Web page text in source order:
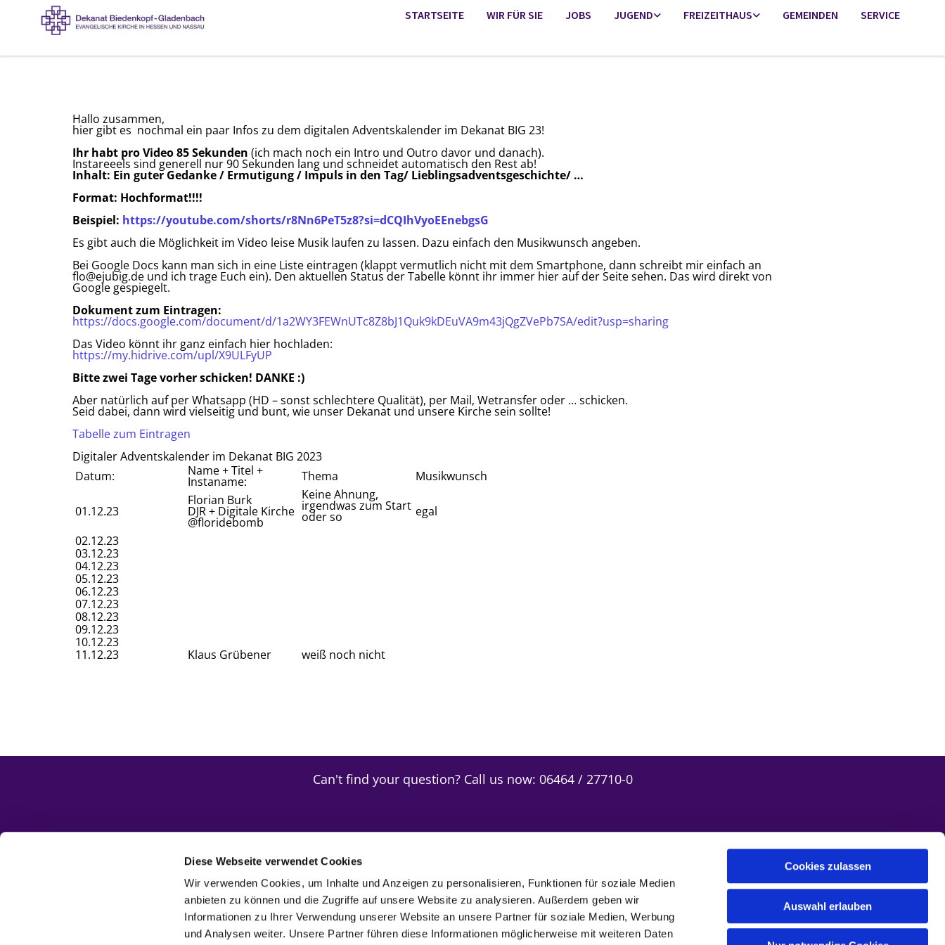
Diese Webseite verwendet Cookies
Wir verwenden Cookies, um Inhalte und Anzeigen zu personalisieren, Funktionen für soziale Medien
anbieten zu können und die Zugriffe auf unsere Website zu analysieren. Außerdem geben wir
Informationen zu Ihrer Verwendung unserer Website an unsere Partner für soziale Medien, Werbung
und Analysen weiter. Unsere Partner führen diese Informationen möglicherweise mit weiteren Daten
Cookies zulassen
Auswahl erlauben
STARTSEITE WIR FÜR SIE JOBS JUGEND FREIZEITHAUS GEMEINDEN SERVICE
Hallo zusammen,
hier gibt es nochmal ein paar Infos zu dem digitalen Adventskalender im Dekanat BIG 23!
Ihr habt pro Video 85 Sekunden (ich mach noch ein Intro und Outro davor und danach).
Instareeels sind generell nur 90 Sekunden lang und schneidet automatisch den Rest ab!
Inhalt: Ein guter Gedanke / Ermutigung / Impuls in den Tag/ Lieblingsadventsgeschichte/ …
Format: Hochformat!!!!
Beispiel: https://youtube.com/shorts/r8Nn6PeT5z8?si=dCQIhVyoEEnebgsG
Es gibt auch die Möglichkeit im Video leise Musik laufen zu lassen. Dazu einfach den Musikwunsch angeben.
Bei Google Docs kann man sich in eine Liste eintragen (klappt vermutlich nicht mit dem Smartphone, dann schreibt mir einfach an
flo@ejubig.de und ich trage Euch ein). Den aktuellen Status der Tabelle könnt ihr immer hier auf der Seite sehen. Das wird direkt von
Google gespiegelt.
Dokument zum Eintragen:
https://docs.google.com/document/d/1a2WY3FEWnUTc8Z8bJ1Quk9kDEuVA9m43jQgZVePb7SA/edit?usp=sharing
Das Video könnt ihr ganz einfach hier hochladen:
https://my.hidrive.com/upl/X9ULFyUP
Bitte zwei Tage vorher schicken! DANKE :)
Aber natürlich auf per Whatsapp (HD – sonst schlechtere Qualität), per Mail, Wetransfer oder … schicken.
Seid dabei, dann wird vielseitig und bunt, wie unser Dekanat und unsere Kirche sein sollte!
Tabelle zum Eintragen
Digitaler Adventskalender im Dekanat BIG 2023
Datum:
Name + Titel +
Instaname: Thema Musikwunsch
01.12.23
Florian Burk
DJR + Digitale Kirche
@floridebomb
Keine Ahnung,
irgendwas zum Start
oder so
egal
02.12.23
03.12.23
04.12.23
05.12.23
06.12.23
07.12.23
08.12.23
09.12.23
10.12.23
11.12.23
Klaus Grübener weiß noch nicht
Can't find your question? Call us now: 06464 / 27710-0